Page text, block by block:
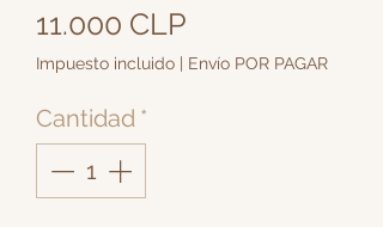
11.000 CLP
Impuesto incluido Envío POR PAGAR
Cantidad *